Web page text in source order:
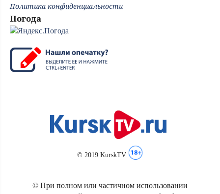
Политика конфиденциальности
Погода
© 2019 KurskTV
© При полном или частичном использовании